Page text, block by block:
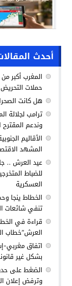
أحدث
المغرب أكبر
حملات
هل كانت
ترامب لجلالة
وندعم
الأقاليم
المشهد
عيد العرش ..
للضباط
العسكرية
الخطاط ينجا
تنفي شائعات
العرش”خطاب
اتفاق مغربي-
بشكل غير
الضغط على
وترفض إعلان